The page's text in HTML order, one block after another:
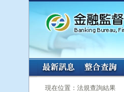
:::
現在位置：法規查詢結果